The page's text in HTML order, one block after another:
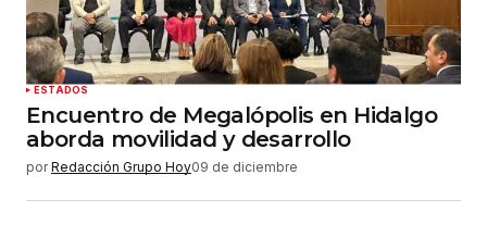
ESTADOS
Encuentro de Megalópolis en Hidalgo
aborda movilidad y desarrollo
por Redacción Grupo Hoy09 de diciembre